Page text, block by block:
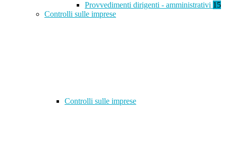
Provvedimenti dirigenti - amministrativi 15
Controlli sulle imprese
Controlli sulle imprese